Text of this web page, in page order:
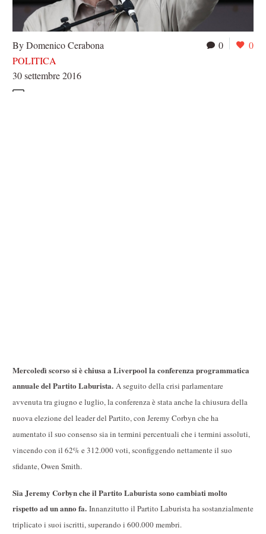
0 0
By Domenico Cerabona
POLITICA
30 settembre 2016
Mercoledì scorso si è chiusa a Liverpool la conferenza programmatica
annuale del Partito Laburista. A seguito della crisi parlamentare
avvenuta tra giugno e luglio, la conferenza è stata anche la chiusura della
nuova elezione del leader del Partito, con Jeremy Corbyn che ha
aumentato il suo consenso sia in termini percentuali che i termini assoluti,
vincendo con il 62% e 312.000 voti, sconfiggendo nettamente il suo
sfidante, Owen Smith.
Sia Jeremy Corbyn che il Partito Laburista sono cambiati molto
rispetto ad un anno fa. Innanzitutto il Partito Laburista ha sostanzialmente
triplicato i suoi iscritti, superando i 600.000 membri.